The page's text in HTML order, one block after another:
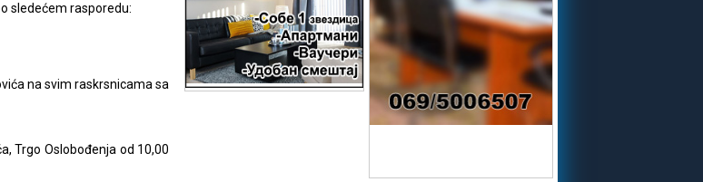
sledećem rasporedu:
na svim raskrsnicama sa
Trgo Oslobođenja od 10,00